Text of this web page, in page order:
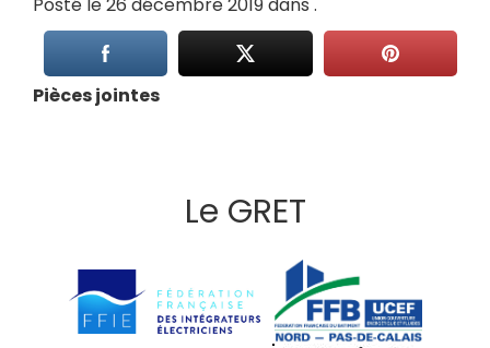
Pièces jointes
Le GRET